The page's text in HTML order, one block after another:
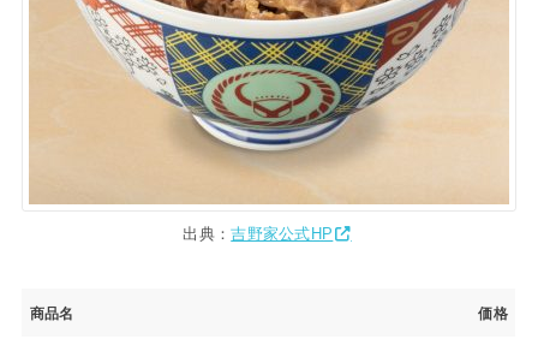
出典：吉野家公式HP
商品名 価格